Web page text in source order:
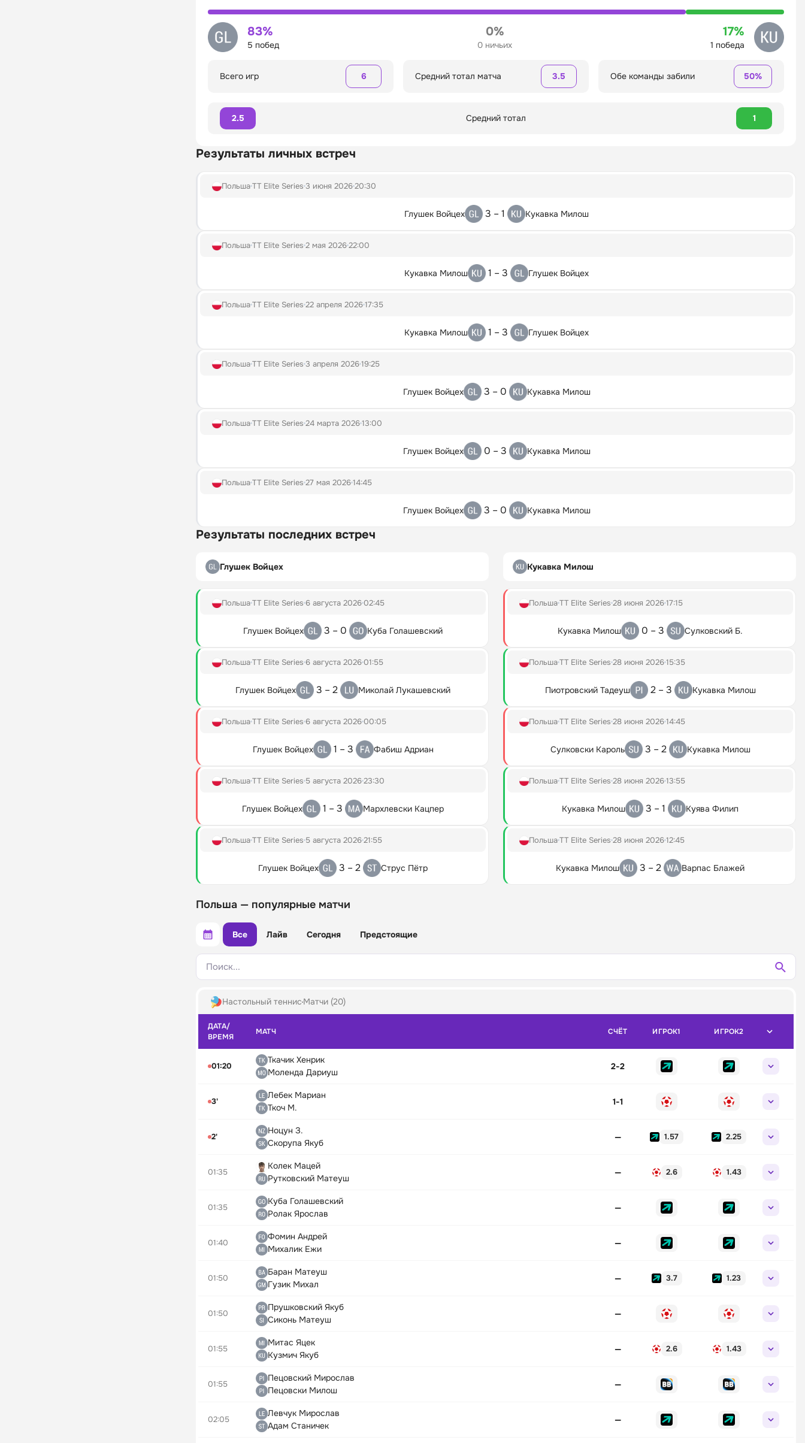
83%
5 побед
0%
0 ничьих
17%
1 победа
Всего игр 6 Средний тотал матча 3.5 Обе команды забили 50%
2.5 Средний тотал 1
Результаты личных встреч
ПольшаTT Elite Series 3 июня 202620:30
Глушек Войцех 3 – 1 Кукавка Милош
ПольшаTT Elite Series 2 мая 202622:00
Кукавка Милош 1 – 3 Глушек Войцех
ПольшаTT Elite Series 22 апреля 202617:35
Кукавка Милош 1 – 3 Глушек Войцех
ПольшаTT Elite Series 3 апреля 202619:25
Глушек Войцех 3 – 0 Кукавка Милош
ПольшаTT Elite Series 24 марта 202613:00
Глушек Войцех 0 – 3 Кукавка Милош
ПольшаTT Elite Series 27 мая 202614:45
Глушек Войцех 3 – 0 Кукавка Милош
Результаты последних встреч
Глушек Войцех
ПольшаTT Elite Series 6 августа 202602:45
Глушек Войцех 3 – 0 Куба Голашевский
ПольшаTT Elite Series 6 августа 202601:55
Глушек Войцех 3 – 2 Миколай Лукашевский
ПольшаTT Elite Series 6 августа 202600:05
Глушек Войцех 1 – 3 Фабиш Адриан
ПольшаTT Elite Series 5 августа 202623:30
Глушек Войцех 1 – 3 Мархлевски Кацпер
ПольшаTT Elite Series 5 августа 202621:55
Глушек Войцех 3 – 2 Струс Пётр
Кукавка Милош
ПольшаTT Elite Series 28 июня 202617:15
Кукавка Милош 0 – 3 Сулковский Б.
ПольшаTT Elite Series 28 июня 202615:35
Пиотровский Тадеуш 2 – 3 Кукавка Милош
ПольшаTT Elite Series 28 июня 202614:45
Сулковски Кароль 3 – 2 Кукавка Милош
ПольшаTT Elite Series 28 июня 202613:55
Кукавка Милош 3 – 1 Куява Филип
ПольшаTT Elite Series 28 июня 202612:45
Кукавка Милош 3 – 2 Варпас Блажей
Польша — популярные матчи
Все Лайв Сегодня Предстоящие
Поиск...
Настольный теннис Матчи (20)
ДАТА/
ВРЕМЯ
МАТЧ СЧЁТ ИГРОК1 ИГРОК2
01:20
Ткачик Хенрик
Моленда Дариуш
2-2
3'
Лебек Мариан
Ткоч М.
1-1
2'
Ноцун З.
Скорупа Якуб
— 1.57 2.25
01:35
Колек Мацей
Рутковский Матеуш
— 2.6 1.43
01:35
Куба Голашевский
Ролак Ярослав
—
01:40
Фомин Андрей
Михалик Ежи
—
01:50
Баран Матеуш
Гузик Михал
— 3.7 1.23
01:50
Прушковский Якуб
Сиконь Матеуш
—
01:55
Митас Яцек
Кузмич Якуб
— 2.6 1.43
01:55
Пецовский Мирослав
Пецовски Милош
—
02:05
Левчук Мирослав
Адам Станичек
—